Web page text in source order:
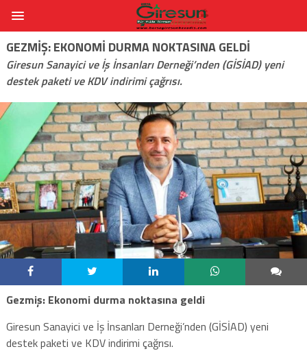
GEZMIŞ: EKONOMI DURMA NOKTASINA GELDI
Giresun Sanayici ve İş İnsanları Derneği’nden (GİSİAD) yeni
destek paketi ve KDV indirimi çağrısı.
Gezmiş: Ekonomi durma noktasına geldi
Giresun Sanayici ve İş İnsanları Derneği’nden (GİSİAD) yeni
destek paketi ve KDV indirimi çağrısı.